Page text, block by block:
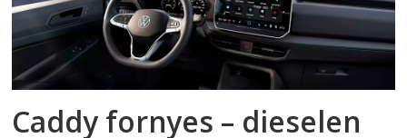
Caddy fornyes – dieselen